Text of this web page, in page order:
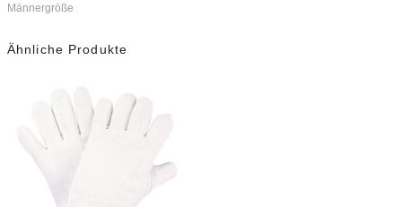
Männergröße
Ähnliche Produkte